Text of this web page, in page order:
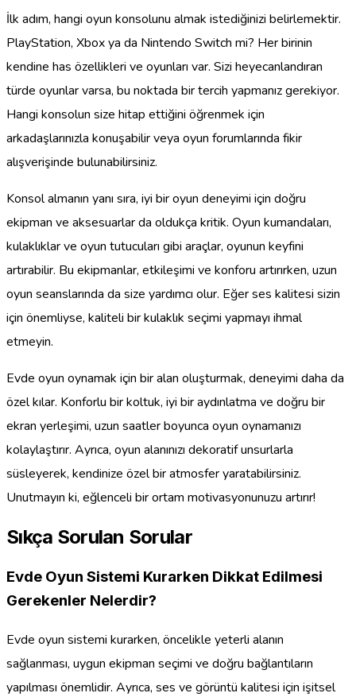
İlk adım, hangi oyun konsolunu almak istediğinizi belirlemektir.
PlayStation, Xbox ya da Nintendo Switch mi? Her birinin
kendine has özellikleri ve oyunları var. Sizi heyecanlandıran
türde oyunlar varsa, bu noktada bir tercih yapmanız gerekiyor.
Hangi konsolun size hitap ettiğini öğrenmek için
arkadaşlarınızla konuşabilir veya oyun forumlarında fikir
alışverişinde bulunabilirsiniz.
Konsol almanın yanı sıra, iyi bir oyun deneyimi için doğru
ekipman ve aksesuarlar da oldukça kritik. Oyun kumandaları,
kulaklıklar ve oyun tutucuları gibi araçlar, oyunun keyfini
artırabilir. Bu ekipmanlar, etkileşimi ve konforu artırırken, uzun
oyun seanslarında da size yardımcı olur. Eğer ses kalitesi sizin
için önemliyse, kaliteli bir kulaklık seçimi yapmayı ihmal
etmeyin.
Evde oyun oynamak için bir alan oluşturmak, deneyimi daha da
özel kılar. Konforlu bir koltuk, iyi bir aydınlatma ve doğru bir
ekran yerleşimi, uzun saatler boyunca oyun oynamanızı
kolaylaştırır. Ayrıca, oyun alanınızı dekoratif unsurlarla
süsleyerek, kendinize özel bir atmosfer yaratabilirsiniz.
Unutmayın ki, eğlenceli bir ortam motivasyonunuzu artırır!
Sıkça Sorulan Sorular
Evde Oyun Sistemi Kurarken Dikkat Edilmesi
Gerekenler Nelerdir?
Evde oyun sistemi kurarken, öncelikle yeterli alanın
sağlanması, uygun ekipman seçimi ve doğru bağlantıların
yapılması önemlidir. Ayrıca, ses ve görüntü kalitesi için işitsel